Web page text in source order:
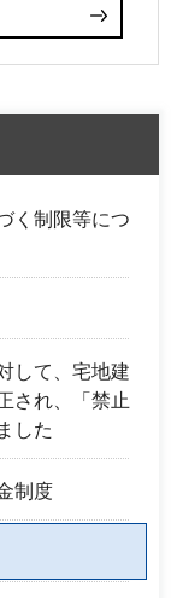
く制限等につ
して、宅地建
され、「禁止
した
制度